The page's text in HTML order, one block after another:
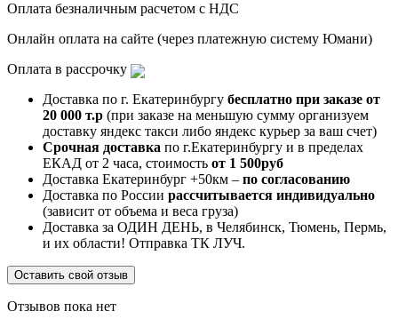
Оплата безналичным расчетом с НДС
Онлайн оплата на сайте (через платежную систему Юмани)
Оплата в рассрочку
Доставка по г. Екатеринбургу бесплатно при заказе от
20 000 т.р (при заказе на меньшую сумму организуем
доставку яндекс такси либо яндекс курьер за ваш счет)
Срочная доставка по г.Екатеринбургу и в пределах
ЕКАД от 2 часа, стоимость от 1 500руб
Доставка Екатеринбург +50км – по согласованию
Доставка по России рассчитывается индивидуально
(зависит от объема и веса груза)
Доставка за ОДИН ДЕНЬ, в Челябинск, Тюмень, Пермь,
и их области! Отправка ТК ЛУЧ.
Оставить свой отзыв
Отзывов пока нет